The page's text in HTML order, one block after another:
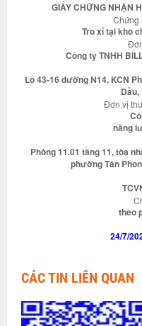
GIẤY CHỨNG NHẬN
Chứng
Tro xỉ tại kho
Công ty TNHH
Lô 43-16 đường N14, KCN
Đơn vị
năng
Phòng 11.01 tầng 11, tòa
phường Tân
theo
24/7/
CÁC TIN LIÊN QUAN